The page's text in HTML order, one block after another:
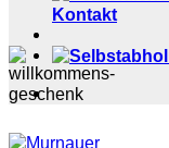
Kontakt